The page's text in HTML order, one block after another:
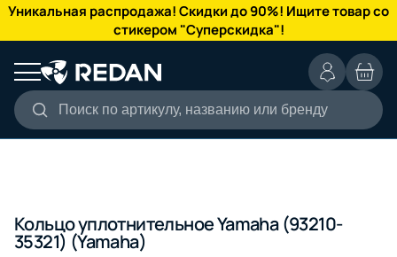
Уникальная распродажа! Скидки до 90%! Ищите товар со
стикером "Суперскидка"!
Поиск по артикулу, названию или бренду
КАТАЛОГ
Кольцо уплотнительное Yamaha (93210-
35321) (Yamaha)